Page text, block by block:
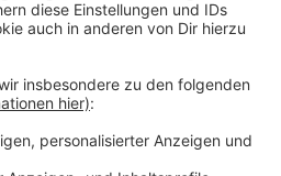
sie vor der ersten Fahrt
Wer etwas ersteigert, muss